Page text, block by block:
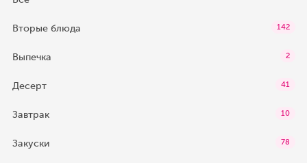
Вторые блюда 142
Выпечка 2
Десерт 41
Завтрак 10
Закуски 78